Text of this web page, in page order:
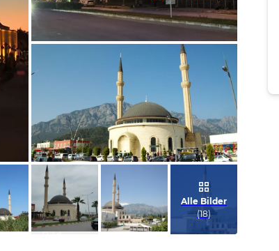
Bild melden
von Hartmut
Bild
Alle Bilder
(18)